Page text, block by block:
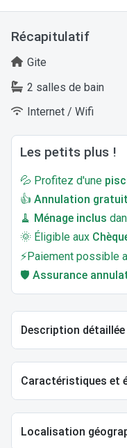
Récapitulatif
Gite
2 salles de bain
Internet / Wifi
Les petits plus !
💦 Profitez d'une
👍 Annulation
🧹 Ménage inclus
🌞 Éligible aux
⚡Paiement possible
🛡️ Assurance
Description détaillée
Caractéristiques et
Localisation